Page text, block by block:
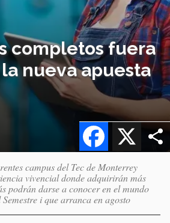
completos fuera
nueva apuesta
X
Facebook
campus del Tec de Monterrey
vivencial donde adquirirán más
podrán darse a conocer en el mundo
i que arranca en agosto